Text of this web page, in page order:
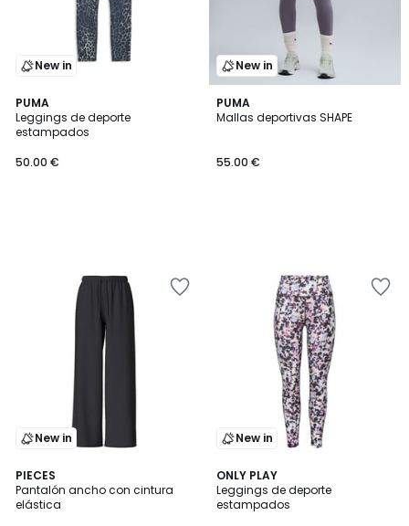
New in
PUMA
Leggings de deporte
estampados
50.00 €
New in
PUMA
Mallas deportivas SHAPE
55.00 €
New in
PIECES
Pantalón ancho con cintura
elástica
New in
ONLY PLAY
Leggings de deporte
estampados